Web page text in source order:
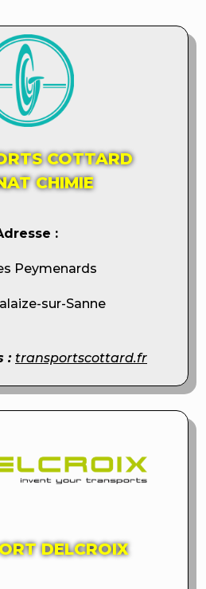
COTTARD
CHIMIE
:
Peymenards
sur-Sanne
: transportscottard.fr
DELCROIX